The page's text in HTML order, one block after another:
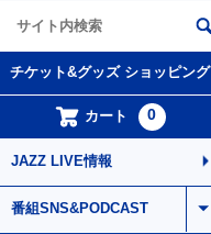
チケット&グッズ ショッピング
カート 0
JAZZ LIVE情報
番組SNS&PODCAST